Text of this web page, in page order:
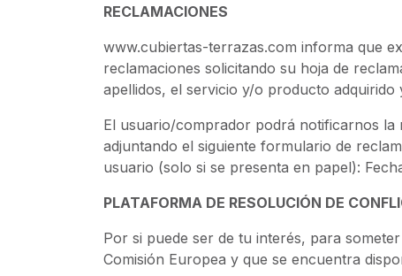
RECLAMACIONES
www.cubiertas-terrazas.com informa que
reclamaciones solicitando su hoja de
apellidos, el servicio y/o producto
El usuario/comprador podrá notificarnos la
adjuntando el siguiente formulario de
usuario (solo si se presenta en papel):
PLATAFORMA DE RESOLUCIÓN DE
Por si puede ser de tu interés, para
Comisión Europea y que se encuentra